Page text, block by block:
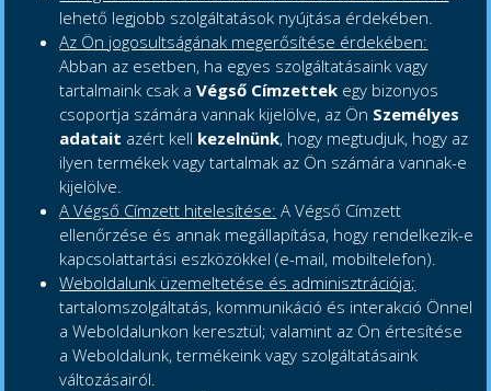
lehető legjobb szolgáltatások nyújtása érdekében.
Az Ön jogosultságának megerősítése érdekében:
Abban az esetben, ha egyes szolgáltatásaink vagy
tartalmaink csak aVégső Címzettek egy bizonyos
csoportja számára vannak kijelölve, az Ön Személyes
adatait azért kell kezelnünk, hogy megtudjuk, hogy az
ilyen termékek vagy tartalmak az Ön számára vannak-e
kijelölve.
A Végső Címzett hitelesítése: A Végső Címzett
ellenőrzése és annak megállapítása, hogy rendelkezik-e
kapcsolattartási eszközökkel (e-mail, mobiltelefon).
Weboldalunk üzemeltetése és adminisztrációja;
tartalomszolgáltatás, kommunikáció és interakció Önnel
a Weboldalunkon keresztül; valamint az Ön értesítése
a Weboldalunk, termékeink vagy szolgáltatásaink
változásairól.